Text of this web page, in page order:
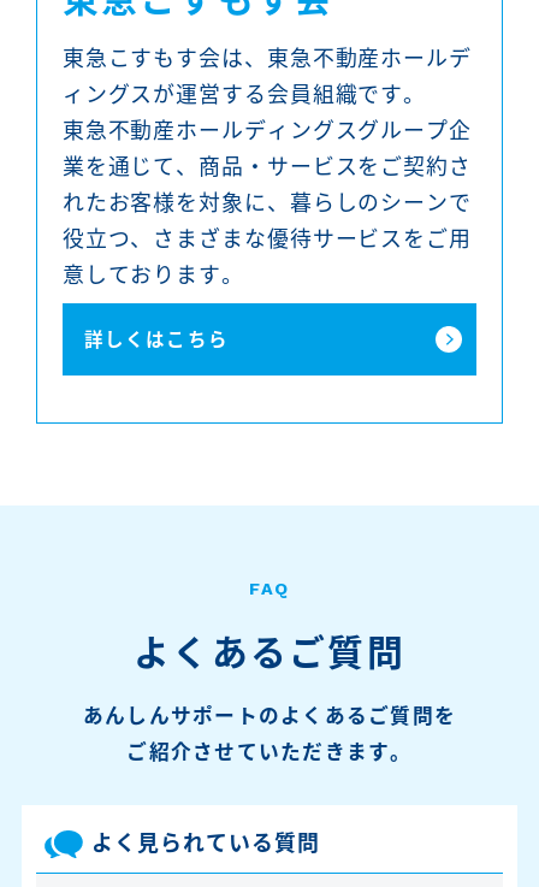
東急こすもす会は、東急不動産ホールデ
ィングスが運営する会員組織です。
東急不動産ホールディングスグループ企
業を通じて、商品・サービスをご契約さ
れたお客様を対象に、暮らしのシーンで
役立つ、さまざまな優待サービスをご用
意しております。
詳しくはこちら
FAQ
よくあるご質問
あんしんサポートのよくあるご質問を
ご紹介させていただきます。
よく見られている質問